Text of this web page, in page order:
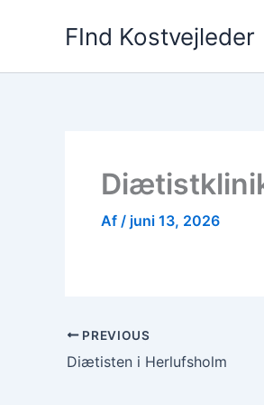
FInd Kostvejleder
Af / juni 13, 2026
PREVIOUS
Diætisten i Herlufsholm